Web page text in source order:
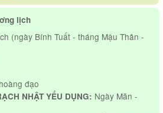
lịch
(ngày Bính Tuất - tháng Mậu Thân -
đạo
NHẬT YẾU DỤNG: Ngày Mãn -